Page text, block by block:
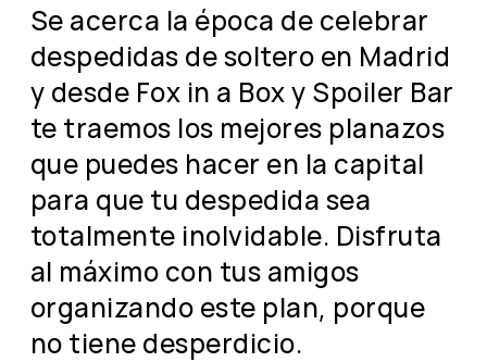
Se acerca la época de celebrar
despedidas de soltero en Madrid
y desde Fox in a Box y Spoiler Bar
te traemos los mejores planazos
que puedes hacer en la capital
para que tu despedida sea
totalmente inolvidable. Disfruta
al máximo con tus amigos
organizando este plan, porque
no tiene desperdicio.